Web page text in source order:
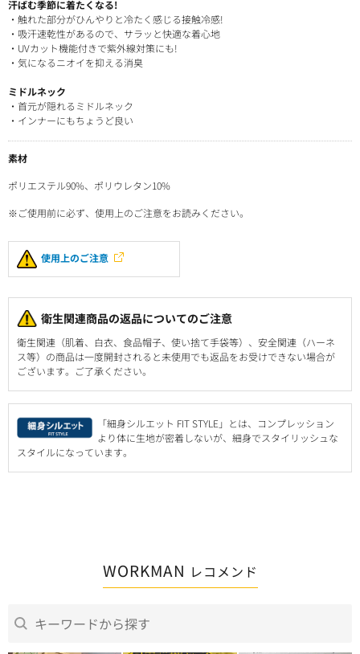
汗ばむ季節に着たくなる!
・触れた部分がひんやりと冷たく感じる接触冷感!
・吸汗速乾性があるので、サラッと快適な着心地
・UVカット機能付きで紫外線対策にも!
・気になるニオイを抑える消臭
ミドルネック
・首元が隠れるミドルネック
・インナーにもちょうど良い
素材
ポリエステル90%、ポリウレタン10%
※ご使用前に必ず、使用上のご注意をお読みください。
使用上のご注意
衛生関連商品の返品についてのご注意
衛生関連（肌着、白衣、食品帽子、使い捨て手袋等）、安全関連（ハーネ
ス等）の商品は一度開封されると未使用でも返品をお受けできない場合が
ございます。ご了承ください。
「細身シルエット FIT STYLE」とは、コンプレッション
より体に生地が密着しないが、細身でスタイリッシュな
スタイルになっています。
WORKMAN レコメンド